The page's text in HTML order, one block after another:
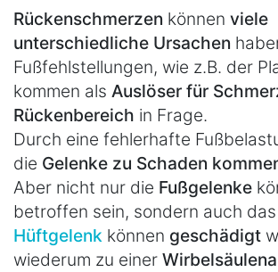
Rückenschmerzen können viele
unterschiedliche Ursachen
Fußfehlstellungen, wie z.B. der
kommen als Auslöser für
Rückenbereich in Frage.
Durch eine fehlerhafte
die Gelenke zu Schaden
Aber nicht nur die Fußgelenke
betroffen sein, sondern auch das
Hüftgelenk können geschädigt
wiederum zu einer